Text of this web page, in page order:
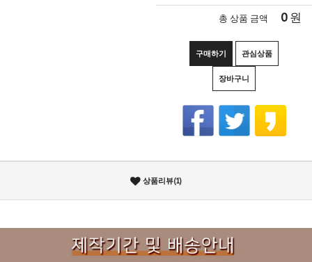
총 상품 금액 0원
구매하기 관심상품
장바구니
상품리뷰(1)